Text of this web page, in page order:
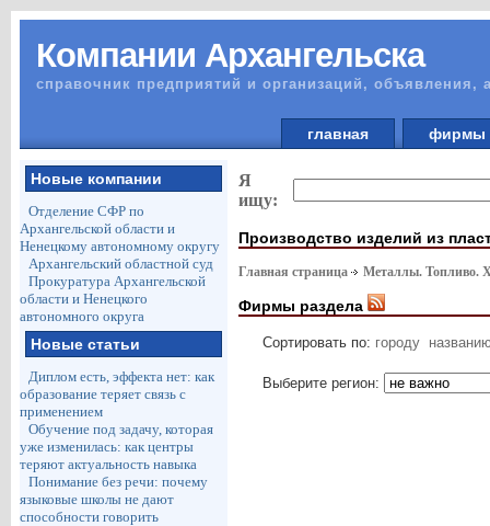
Компании Архангельска
справочник предприятий и организаций, объявления,
главная
Новые компании
Отделение СФР по
Архангельской области и
Ненецкому автономному округу
Архангельский областной суд
Прокуратура Архангельской
области и Ненецкого
автономного округа
Новые статьи
Диплом есть, эффекта нет: как
образование теряет связь с
применением
Обучение под задачу, которая
уже изменилась: как центры
теряют актуальность навыка
Понимание без речи: почему
языковые школы не дают
способности говорить
Я
ищу:
Производство изделий из
Главная страница Металлы. Топливо.
Фирмы раздела
Сортировать по: городу
Выберите регион: